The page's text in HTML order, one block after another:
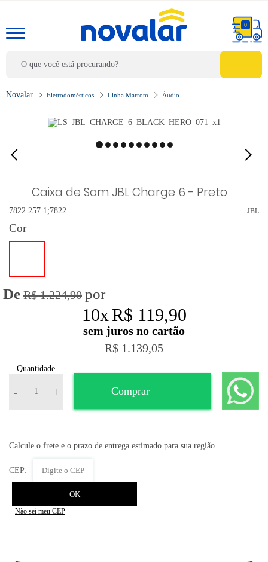
0
Eletrodomésticos Linha Marrom Áudio
Caixa de Som JBL Charge 6 - Preto
JBL
7822.257.1;7822
Cor
R$ 1.224,90
10xR$ 119,90
R$ 1.139,05
Quantidade
- + Comprar
Não sei meu CEP